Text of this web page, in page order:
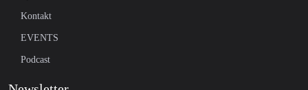
Kontakt
EVENTS
Podcast